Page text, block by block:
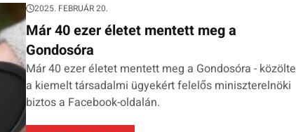
2025. FEBRUÁR 20.
Már 40 ezer életet mentett meg a
Gondosóra
Már 40 ezer életet mentett meg a Gondosóra - közölte
a kiemelt társadalmi ügyekért felelős miniszterelnöki
biztos a Facebook-oldalán.